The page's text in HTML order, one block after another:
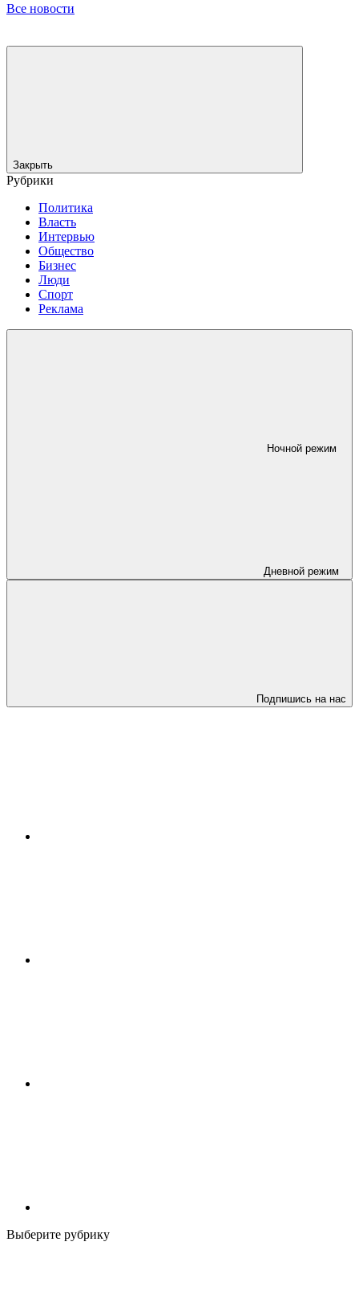
Все новости
Закрыть
Рубрики
Политика
Власть
Интервью
Общество
Бизнес
Люди
Спорт
Реклама
Ночной режим
Дневной режим
Подпишись на нас
Выберите рубрику